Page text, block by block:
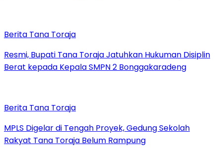
Berita Tana Toraja
Resmi, Bupati Tana Toraja Jatuhkan Hukuman Disiplin
Berat kepada Kepala SMPN 2 Bonggakaradeng
Berita Tana Toraja
MPLS Digelar di Tengah Proyek, Gedung Sekolah
Rakyat Tana Toraja Belum Rampung